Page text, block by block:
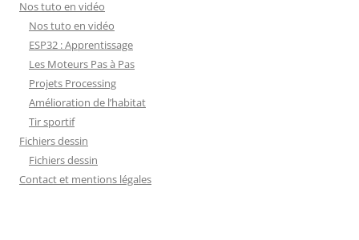
Nos tuto en vidéo
Nos tuto en vidéo
ESP32 : Apprentissage
Les Moteurs Pas à Pas
Projets Processing
Amélioration de l’habitat
Tir sportif
Fichiers dessin
Fichiers dessin
Contact et mentions légales